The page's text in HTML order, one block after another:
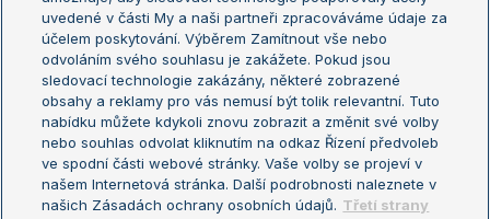
US Open
Turnaj mistrů
Turnaj mistryň
Aktualní trendy
Fotbalové přestupy
Livesport Daily
uvedené v části My a naši partneři zpracováváme údaje za
účelem poskytování. Výběrem Zamítnout vše nebo
odvoláním svého souhlasu je zakážete. Pokud jsou
sledovací technologie zakázány, některé zobrazené
obsahy a reklamy pro vás nemusí být tolik relevantní. Tuto
nabídku můžete kdykoli znovu zobrazit a změnit své volby
nebo souhlas odvolat kliknutím na odkaz Řízení předvoleb
ve spodní části webové stránky. Vaše volby se projeví v
našem Internetová stránka. Další podrobnosti naleznete v
našich Zásadách ochrany osobních údajů. Třetí strany